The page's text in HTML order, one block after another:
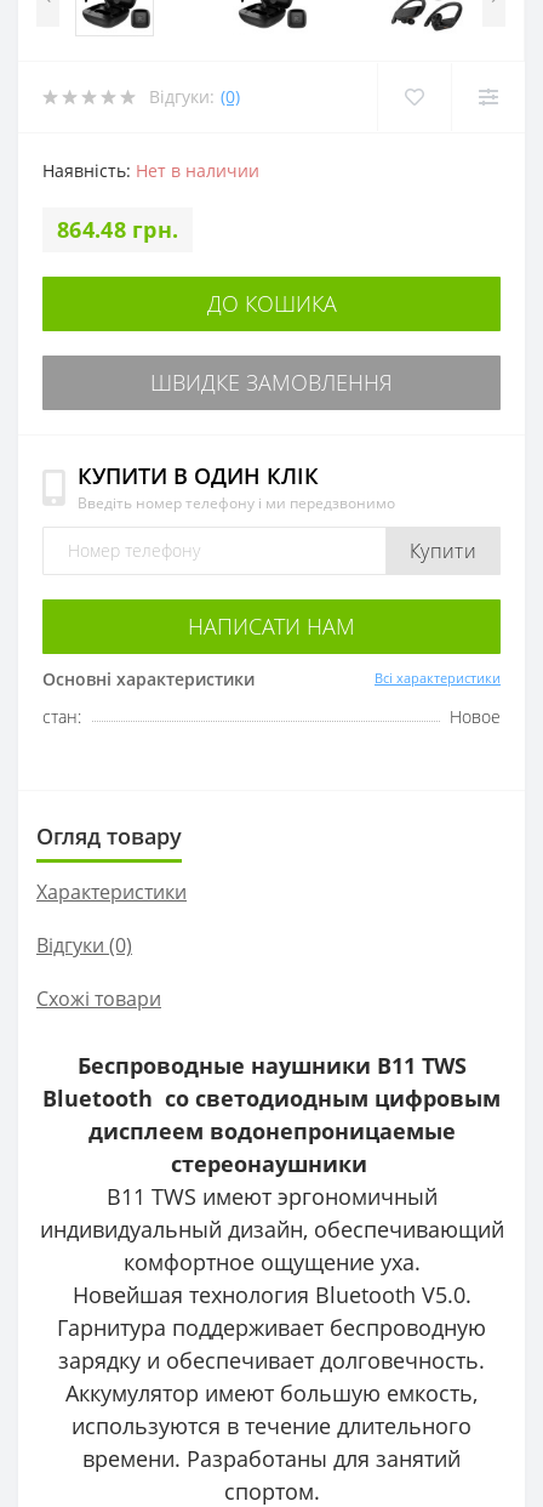
Відгуки: (0)
Наявність: Нет в наличии
864.48 грн.
ДО КОШИКА
ШВИДКЕ ЗАМОВЛЕННЯ
КУПИТИ В ОДИН КЛІК
Введіть номер телефону і ми передзвонимо
Купити
НАПИСАТИ НАМ
Основні характеристики Всі характеристики
стан: Новое
Огляд товару
Характеристики
Відгуки (0)
Схожі товари
Беспроводные наушники B11 TWS
Bluetooth со светодиодным цифровым
дисплеем водонепроницаемые
стереонаушники
B11 TWS имеют эргономичный
индивидуальный дизайн, обеспечивающий
комфортное ощущение уха.
Новейшая технология Bluetooth V5.0.
Гарнитура поддерживает беспроводную
зарядку и обеспечивает долговечность.
Аккумулятор имеют большую емкость,
используются в течение длительного
времени. Разработаны для занятий
спортом.